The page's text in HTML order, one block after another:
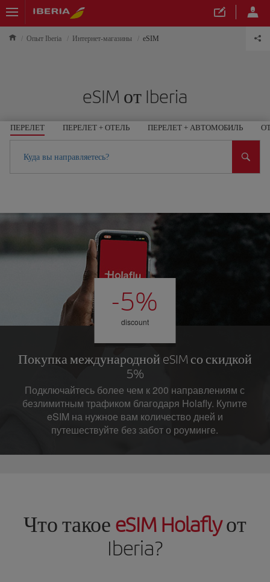
Опыт Iberia Интернет-магазины eSIM
eSIM от Iberia
ПЕРЕЛЕТ ПЕРЕЛЕТ + ОТЕЛЬ ПЕРЕЛЕТ + АВТОМОБИЛЬ
Куда вы направляетесь?
-5%
discount
Покупка международной eSIM со скидкой
5%
Подключайтесь более чем к 200 направлениям с
безлимитным трафиком благодаря Holafly. Купите
eSIM на нужное вам количество дней и
путешествуйте без забот о роуминге.
Что такое eSIM Holaflyот
Iberia?